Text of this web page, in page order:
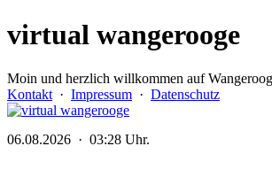
virtual wangerooge
Moin und herzlich willkommen auf
Kontakt · Impressum · Datenschutz
06.08.2026 · 03:28 Uhr.